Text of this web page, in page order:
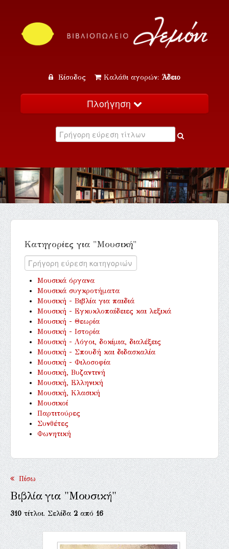
Είσοδος Καλάθι αγορών: Άδειο
Πλοήγηση
Κατάλογος
Εκδηλώσεις
Επικοινωνία
Κατηγορίες για "Μουσική"
Μουσικά όργανα
Μουσικά συγκροτήματα
Μουσική - Βιβλία για παιδιά
Μουσική - Εγκυκλοπαίδειες και λεξικά
Μουσική - Θεωρία
Μουσική - Ιστορία
Μουσική - Λόγοι, δοκίμια, διαλέξεις
Μουσική - Σπουδή και διδασκαλία
Μουσική - Φιλοσοφία
Μουσική, Βυζαντινή
Μουσική, Ελληνική
Μουσική, Κλασική
Μουσικοί
Παρτιτούρες
Συνθέτες
Φωνητική
Πίσω
Βιβλία για "Μουσική"
310τίτλοι. Σελίδα2από16